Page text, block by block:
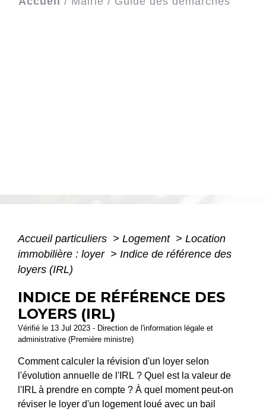
Accueil particuliers > Logement > Location
immobilière : loyer > Indice de référence des
loyers (IRL)
INDICE DE RÉFÉRENCE DES
LOYERS (IRL)
Vérifié le 13 Jul 2023 - Direction de l'information légale et
administrative (Première ministre)
Comment calculer la révision d'un loyer selon
l'évolution annuelle de l'IRL ? Quel est la valeur de
l'IRL à prendre en compte ? À quel moment peut-on
réviser le loyer d'un logement loué avec un bail